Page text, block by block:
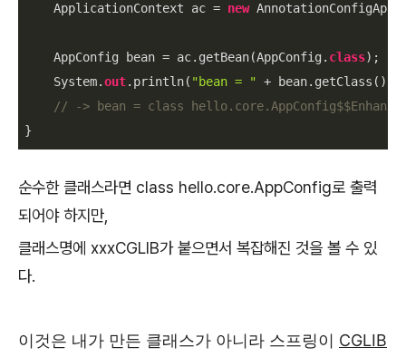
    ApplicationContext ac =
new
    AppConfig bean = ac.getBean(AppConfig.
class);
    System.
out.println( "bean = " + bean.getClass());
// -> bean = class
}
순수한 클래스라면 class hello.core.AppConfig로 출력
되어야 하지만,
클래스명에 xxxCGLIB가 붙으면서 복잡해진 것을 볼 수 있
다.
이것은 내가 만든 클래스가 아니라 스프링이 CGLIB